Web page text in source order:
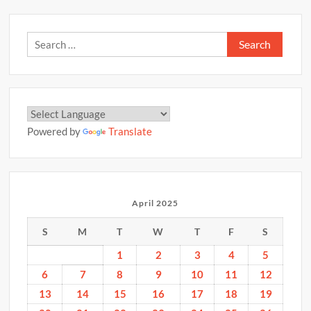
अप्रैल
Search
for:
Powered by Translate
April 2025
S M T W T F S
1 2 3 4
5
6
7 8 9 10 11
12
13
14 15 16 17 18
19